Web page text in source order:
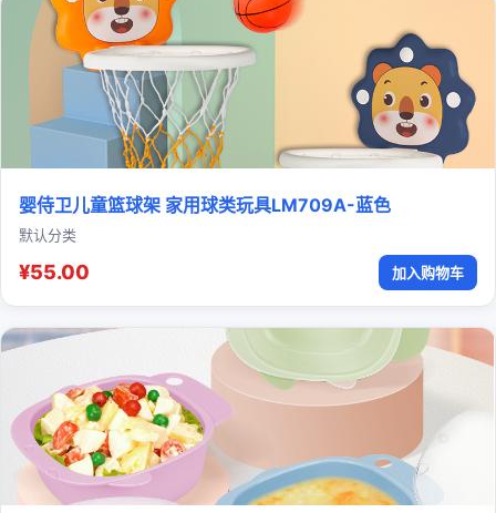
婴侍卫儿童篮球架 家用球类玩具LM709A-蓝色
默认分类
¥55.00 加入购物车